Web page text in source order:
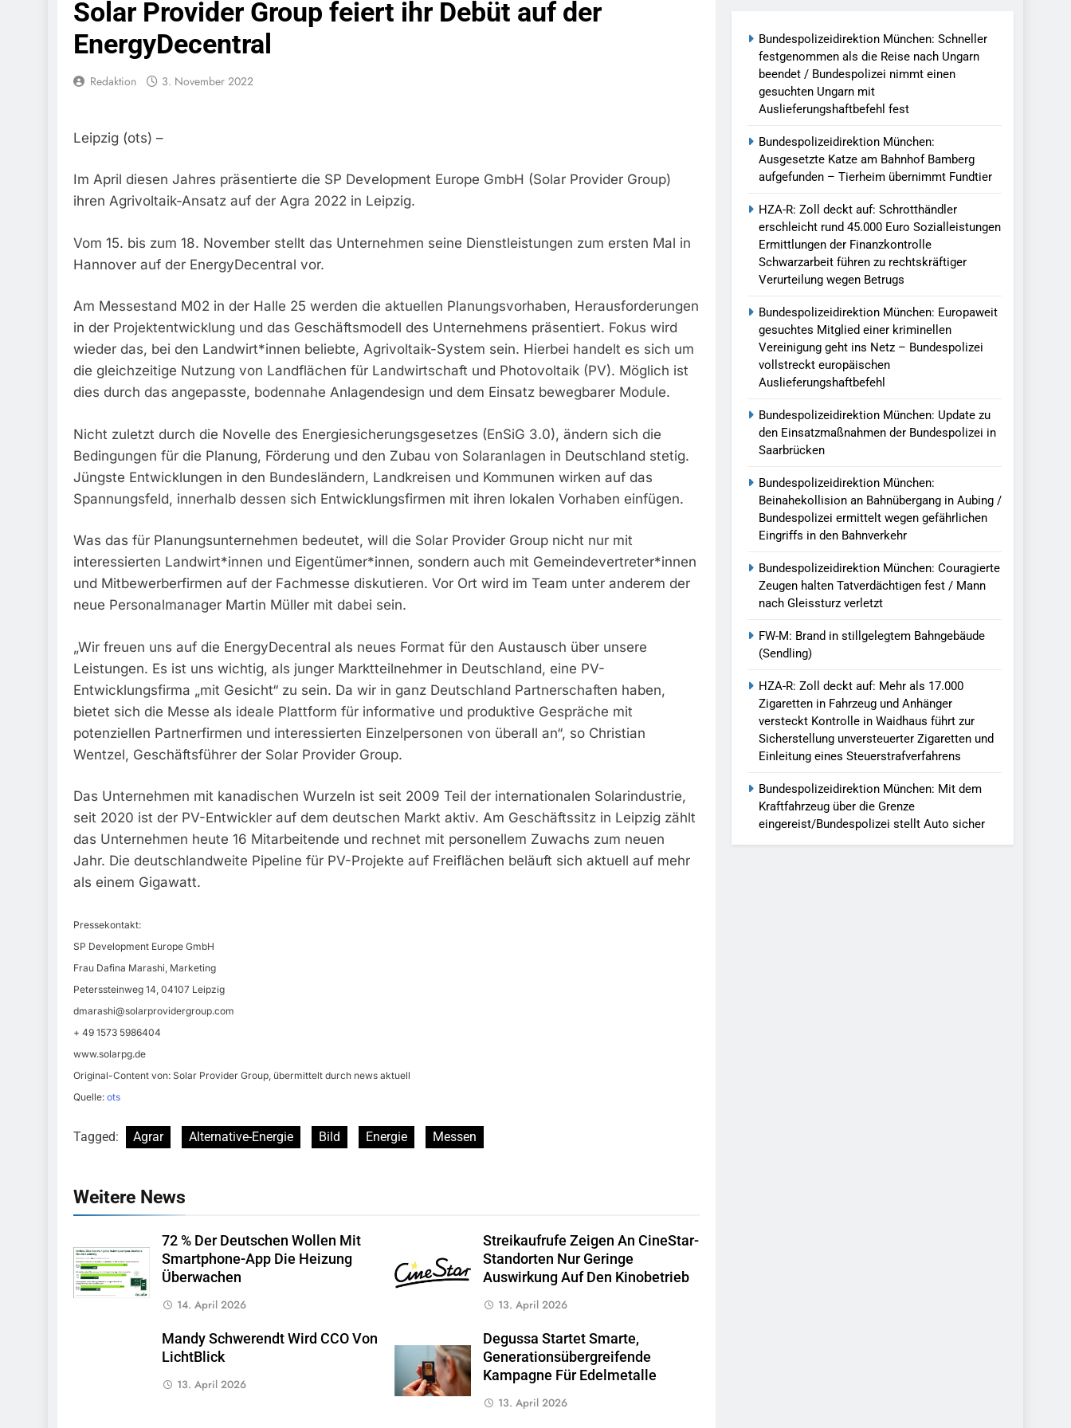
Schwarzarbeit Führen Zu Rechtskräftiger Verurteilung Wegen Betrugs
6. August 2026
Bundespolizeidirektion München: Europaweit Gesuchtes Mitglied Einer Kriminellen Vereinigung Geht Ins Netz –
Bundespolizei Vollstreckt Europäischen Auslieferungshaftbefehl
Bundespolizeidirektion München: Update Zu Den Einsatzmaßnahmen Der Bundespolizei In Saarbrücken
Bundespolizeidirektion München: Beinahekollision An Bahnübergang In Aubing / Bundespolizei Ermittelt Wegen
Bundespolizeidirektion München: Couragierte Zeugen Halten Tatverdächtigen Fest / Mann Nach Gleissturz Verletzt
5. August 2026
5. August 2026
HZA-R: Zoll Deckt Auf: Mehr Als 17.000 Zigaretten In Fahrzeug Und Anhänger Versteckt Kontrolle In Waidhaus Führt
Zur Sicherstellung Unversteuerter Zigaretten Und Einleitung Eines Steuerstrafverfahrens
4. August 2026
Bundespolizeidirektion München: Mit Dem Kraftfahrzeug Über Die Grenze Eingereist/Bundespolizei Stellt Auto
Sicher
3. August 2026
Solar Provider Group feiert ihr Debüt auf der
EnergyDecentral
Redaktion 3. November 2022
Leipzig (ots) –
Im April diesen Jahres präsentierte die SP Development Europe GmbH (Solar Provider Group)
ihren Agrivoltaik-Ansatz auf der Agra 2022 in Leipzig.
Vom 15. bis zum 18. November stellt das Unternehmen seine Dienstleistungen zum ersten Mal in
Hannover auf der EnergyDecentral vor.
Am Messestand M02 in der Halle 25 werden die aktuellen Planungsvorhaben, Herausforderungen
in der Projektentwicklung und das Geschäftsmodell des Unternehmens präsentiert. Fokus wird
wieder das, bei den Landwirt*innen beliebte, Agrivoltaik-System sein. Hierbei handelt es sich um
die gleichzeitige Nutzung von Landflächen für Landwirtschaft und Photovoltaik (PV). Möglich ist
dies durch das angepasste, bodennahe Anlagendesign und dem Einsatz bewegbarer Module.
Nicht zuletzt durch die Novelle des Energiesicherungsgesetzes (EnSiG 3.0), ändern sich die
Bedingungen für die Planung, Förderung und den Zubau von Solaranlagen in Deutschland stetig.
Jüngste Entwicklungen in den Bundesländern, Landkreisen und Kommunen wirken auf das
Spannungsfeld, innerhalb dessen sich Entwicklungsfirmen mit ihren lokalen Vorhaben einfügen.
Was das für Planungsunternehmen bedeutet, will die Solar Provider Group nicht nur mit
interessierten Landwirt*innen und Eigentümer*innen, sondern auch mit Gemeindevertreter*innen
und Mitbewerberfirmen auf der Fachmesse diskutieren. Vor Ort wird im Team unter anderem der
neue Personalmanager Martin Müller mit dabei sein.
„Wir freuen uns auf die EnergyDecentral als neues Format für den Austausch über unsere
Leistungen. Es ist uns wichtig, als junger Marktteilnehmer in Deutschland, eine PV-
Entwicklungsfirma „mit Gesicht“ zu sein. Da wir in ganz Deutschland Partnerschaften haben,
bietet sich die Messe als ideale Plattform für informative und produktive Gespräche mit
potenziellen Partnerfirmen und interessierten Einzelpersonen von überall an“, so Christian
Wentzel, Geschäftsführer der Solar Provider Group.
Das Unternehmen mit kanadischen Wurzeln ist seit 2009 Teil der internationalen Solarindustrie,
seit 2020 ist der PV-Entwickler auf dem deutschen Markt aktiv. Am Geschäftssitz in Leipzig zählt
das Unternehmen heute 16 Mitarbeitende und rechnet mit personellem Zuwachs zum neuen
Jahr. Die deutschlandweite Pipeline für PV-Projekte auf Freiflächen beläuft sich aktuell auf mehr
als einem Gigawatt.
Pressekontakt:
SP Development Europe GmbH
Frau Dafina Marashi, Marketing
Peterssteinweg 14, 04107 Leipzig
dmarashi@solarprovidergroup.com
+ 49 1573 5986404
www.solarpg.de
Original-Content von: Solar Provider Group, übermittelt durch news aktuell
Quelle: ots
Tagged: Agrar Alternative-Energie Bild Energie Messen
Weitere News
72 % Der Deutschen Wollen Mit
Smartphone-App Die Heizung
Überwachen
14. April 2026
Streikaufrufe Zeigen An CineStar-
Standorten Nur Geringe
Auswirkung Auf Den Kinobetrieb
13. April 2026
Mandy Schwerendt Wird CCO Von
LichtBlick
13. April 2026
Degussa Startet Smarte,
Generationsübergreifende
Kampagne Für Edelmetalle
13. April 2026
Bundespolizeidirektion München: Schneller
festgenommen als die Reise nach Ungarn
beendet / Bundespolizei nimmt einen
gesuchten Ungarn mit
Auslieferungshaftbefehl fest
Bundespolizeidirektion München:
Ausgesetzte Katze am Bahnhof Bamberg
aufgefunden – Tierheim übernimmt Fundtier
HZA-R: Zoll deckt auf: Schrotthändler
erschleicht rund 45.000 Euro Sozialleistungen
Ermittlungen der Finanzkontrolle
Schwarzarbeit führen zu rechtskräftiger
Verurteilung wegen Betrugs
Bundespolizeidirektion München: Europaweit
gesuchtes Mitglied einer kriminellen
Vereinigung geht ins Netz – Bundespolizei
vollstreckt europäischen
Auslieferungshaftbefehl
Bundespolizeidirektion München: Update zu
den Einsatzmaßnahmen der Bundespolizei in
Saarbrücken
Bundespolizeidirektion München:
Beinahekollision an Bahnübergang in Aubing /
Bundespolizei ermittelt wegen gefährlichen
Eingriffs in den Bahnverkehr
Bundespolizeidirektion München: Couragierte
Zeugen halten Tatverdächtigen fest / Mann
nach Gleissturz verletzt
FW-M: Brand in stillgelegtem Bahngebäude
(Sendling)
HZA-R: Zoll deckt auf: Mehr als 17.000
Zigaretten in Fahrzeug und Anhänger
versteckt Kontrolle in Waidhaus führt zur
Sicherstellung unversteuerter Zigaretten und
Einleitung eines Steuerstrafverfahrens
Bundespolizeidirektion München: Mit dem
Kraftfahrzeug über die Grenze
eingereist/Bundespolizei stellt Auto sicher